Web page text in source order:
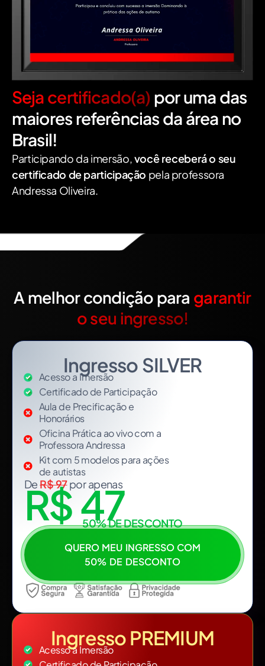
Seja certificado(a) por uma das
maiores referências da área no
Brasil!
Participando da imersão,você receberá o seu
certificado de participação pela professora
Andressa Oliveira.
A melhor condição para garantir
o seu ingresso!
Ingresso SILVER
Acesso a Imersão
Certificado de Participação
Aula de Precificação e
Honorários
Oficina Prática ao vivo com a
Professora Andressa​
Kit com 5 modelos para ações
de autistas​
DeR$ 97por apenas
R$ 4750% DE DESCONTO
QUERO MEU INGRESSO COM
50% DE DESCONTO
Ingresso PREMIUM
Acesso a Imersão